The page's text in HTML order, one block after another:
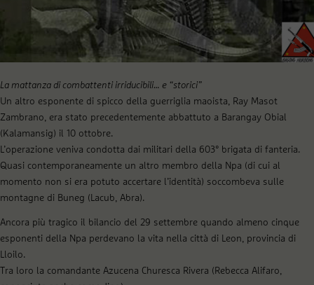
La mattanza di combattenti irriducibili… e “storici”
Un altro esponente di spicco della guerriglia maoista, Ray Masot
Zambrano, era stato precedentemente abbattuto a Barangay Obial
(Kalamansig) il 10 ottobre.
L’operazione veniva condotta dai militari della 603° brigata di fanteria.
Quasi contemporaneamente un altro membro della Npa (di cui al
momento non si era potuto accertare l’identità) soccombeva sulle
montagne di Buneg (Lacub, Abra).
Ancora più tragico il bilancio del 29 settembre quando almeno cinque
esponenti della Npa perdevano la vita nella città di Leon, provincia di
Lloilo.
Tra loro la comandante Azucena Churesca Rivera (Rebecca Alifaro,